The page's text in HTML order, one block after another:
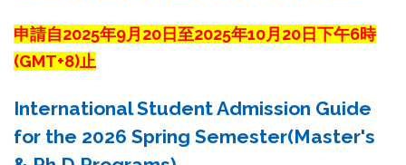
申請自2025年9月20日至2025年10月20日下午6時
(GMT+8)止
International Student Admission Guide
for the 2026 Spring Semester(Master's